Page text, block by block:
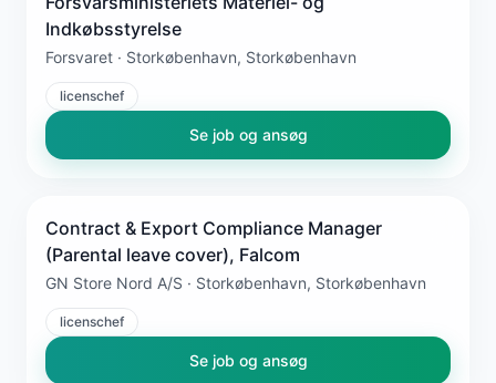
Indkøbsstyrelse
Forsvaret · Storkøbenhavn, Storkøbenhavn
licenschef
Se job og ansøg
Contract & Export Compliance Manager
(Parental leave cover), Falcom
GN Store Nord A/S · Storkøbenhavn, Storkøbenhavn
licenschef
Se job og ansøg